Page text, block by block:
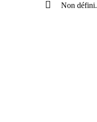
Non défini.